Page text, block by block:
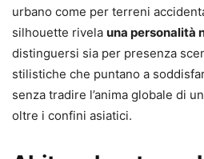
urbano come per terreni
silhouette rivela una personalità
distinguersi sia per presenza
stilistiche che puntano a
senza tradire l’anima globale di
oltre i confini asiatici.